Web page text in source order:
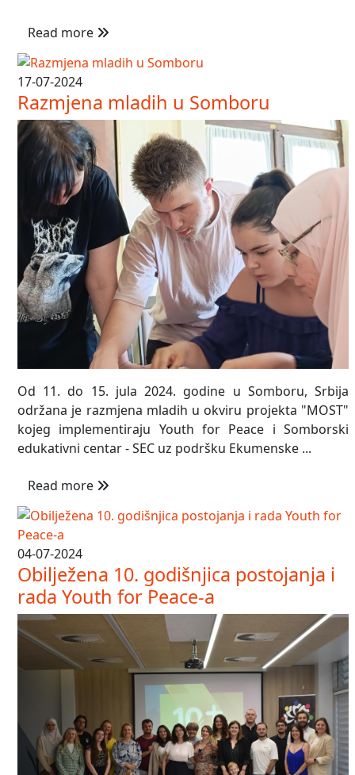
Read more
17-07-2024
Razmjena mladih u Somboru
Od 11. do 15. jula 2024. godine u Somboru, Srbija
održana je razmjena mladih u okviru projekta "MOST"
kojeg implementiraju Youth for Peace i Somborski
edukativni centar - SEC uz podršku Ekumenske ...
Read more
04-07-2024
Obilježena 10. godišnjica postojanja i
rada Youth for Peace-a